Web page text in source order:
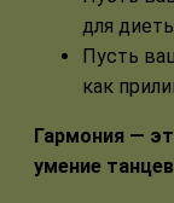
для
Пусть
как
Гармония —
умение